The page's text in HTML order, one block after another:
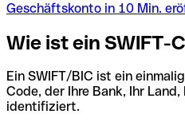
Geschäftskonto in 10 Min.
Wie ist ein SWIFT-
Ein SWIFT/BIC ist ein
Code, der Ihre Bank, Ihr
identifiziert.